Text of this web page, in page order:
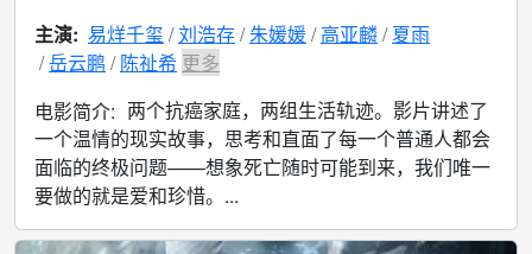
主演: 易烊千玺 刘浩存 朱媛媛 高亚麟 夏雨
岳云鹏
陈祉希 更多
电影简介: 两个抗癌家庭，两组生活轨迹。影片讲述了
一个温情的现实故事，思考和直面了每一个普通人都会
面临的终极问题——想象死亡随时可能到来，我们唯一
要做的就是爱和珍惜。...